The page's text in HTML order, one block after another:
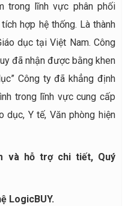
trong lĩnh vực phân phối
hợp hệ thống. Là thành
dục tại Việt Nam. Công
đã nhận được bằng khen
Công ty đã khẳng định
trong lĩnh vực cung cấp
dục, Y tế, Văn phòng hiện
và hỗ trợ chi tiết, Quý
LogicBUY.